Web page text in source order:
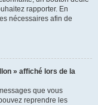
rapporter. En
nécessaires afin de
» affiché lors de la
que vous
reprendre les